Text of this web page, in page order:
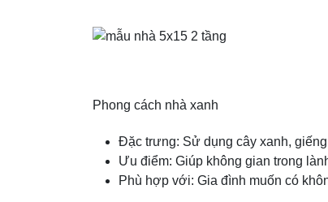
Phong cách nhà xanh
Đặc trưng: Sử dụng cây xanh,
Ưu điểm: Giúp không gian trong
Phù hợp với: Gia đình muốn có